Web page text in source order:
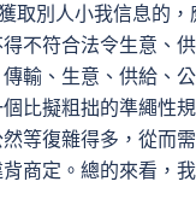
取別人小我信息的
不符合法令生意、
輸、生意、供給、
比擬粗拙的準繩
等復雜得多，從
商定。總的來看，